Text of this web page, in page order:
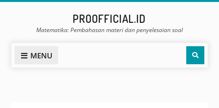
PROOFFICIAL.ID
Matematika: Pembahasan materi dan penyelesaian soal
MENU